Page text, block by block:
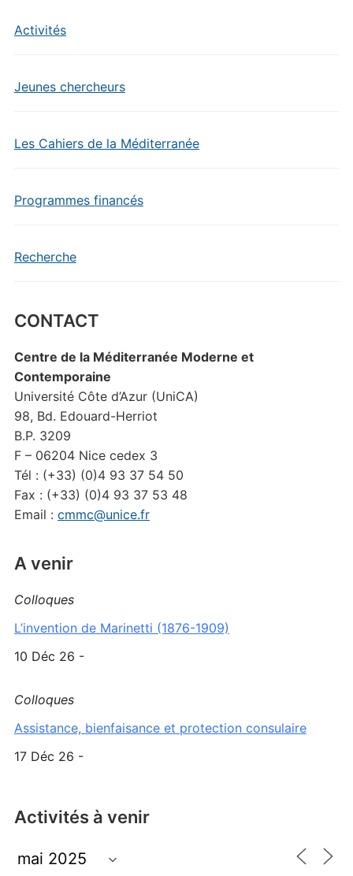
Activités
Jeunes chercheurs
Les Cahiers de la Méditerranée
Programmes financés
Recherche
CONTACT
Centre de la Méditerranée Moderne et
Contemporaine
Université Côte d’Azur (UniCA)
98, Bd. Edouard-Herriot
B.P. 3209
F – 06204 Nice cedex 3
Tél : (+33) (0)4 93 37 54 50
Fax : (+33) (0)4 93 37 53 48
Email : cmmc@unice.fr
A venir
Colloques
L’invention de Marinetti (1876-1909)
10 Déc 26 -
Colloques
Assistance, bienfaisance et protection consulaire
17 Déc 26 -
Activités à venir